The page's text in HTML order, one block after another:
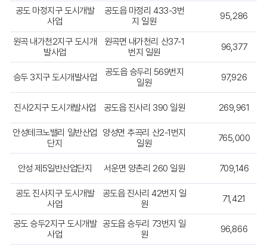
개
발
사
업
황
목
을
사
명
위
면
적
업
공도 마정지구 도시개발
사업
공도읍 마정리 433-3번
지 일원
95,286
원곡 내가천2지구 도시개
발사업
원곡면 내가천리 산37-1
번지 일원
96,377
승두 3지구 도시개발사업
공도읍 승두리 569번지
일원
97,926
진사2지구 도시개발사업 공도읍 진사리 390 일원 269,961
안성테크노밸리 일반산업
단지
양성면 추곡리 산2-1번지
일원
765,000
안성 제5일반산업단지 서운면 양촌리 260 일원 709,146
공도 진사지구 도시개발
사업
공도읍 진사리 42번지 일
원
71,421
공도 승두2지구 도시개발
사업
공도읍 승두리 73번지 일
원
96,866